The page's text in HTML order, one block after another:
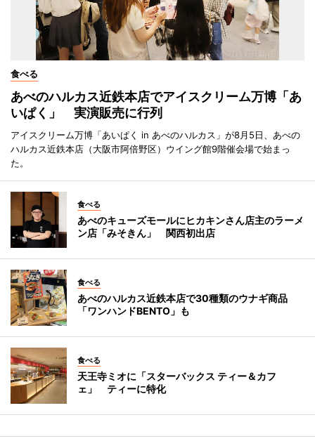
食べる
あべのハルカス近鉄本店でアイスクリーム万博「あ
いぱく」 実演販売に行列
アイスクリーム万博「あいぱく in あべのハルカス」が8月5日、あべの
ハルカス近鉄本店（大阪市阿倍野区）ウイング館9階催会場で始まっ
た。
食べる
あべのキューズモールにヒカキンさん店主のラーメ
ン店「みそきん」 関西初出店
食べる
あべのハルカス近鉄本店で30種類のウナギ商品
「ワンハンドBENTO」も
食べる
天王寺ミオに「スターバックス ティー＆カフ
ェ」 ティーに特化